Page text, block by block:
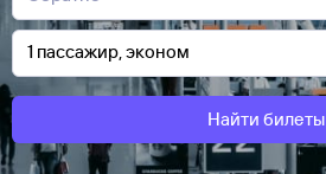
Найти билеты